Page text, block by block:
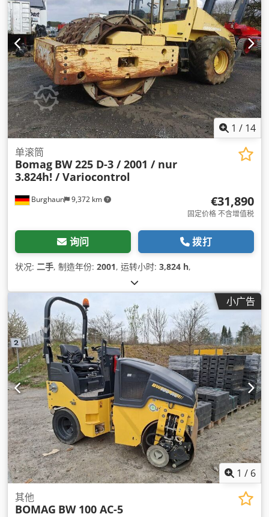
1 / 14
Burghaun 9,372 km
单滚筒
Bomag BW 225 D-3 / 2001 / nur
3.824h! / Variocontrol
€31,890
固定价格 不含增值税
询问 拨打
状况: 二手, 制造年份: 2001, 运转小时: 3,824 h,
小广告
1 / 6
其他
BOMAG BW 100 AC-5